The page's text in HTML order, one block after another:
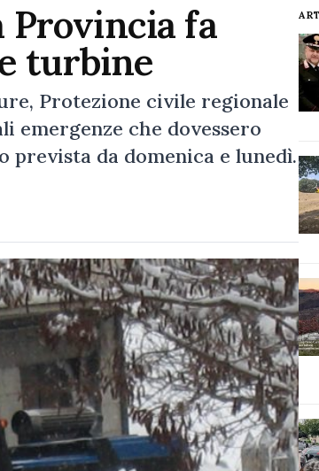
Provincia fa
turbine
Protezione civile regionale
emergenze che dovessero
prevista da domenica e lunedì.